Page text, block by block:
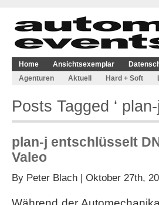
Home Ansichtsexemplar
Agenturen
Aktuell Hard + Soft
Posts Tagged ‘ plan-
plan-j entschlüsselt
Valeo
By Peter Blach | Oktober 27th,